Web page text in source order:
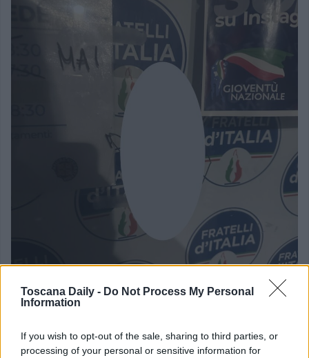
Toscana Daily - Do Not Process My Personal
Information
If you wish to opt-out of the sale, sharing to third parties, or
processing of your personal or sensitive information for